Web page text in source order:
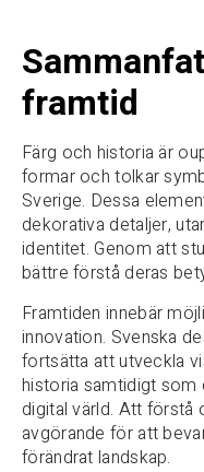
framtid
Färg och historia är
formar och tolkar
Sverige. Dessa
dekorativa detaljer,
identitet. Genom att
bättre förstå deras
Framtiden innebär
innovation. Svenska
fortsätta att utveckla
historia samtidigt som
digital värld. Att förstå
avgörande för att
förändrat landskap.